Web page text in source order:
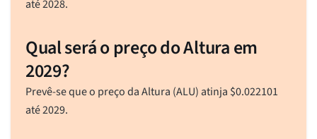
até 2028.
Qual será o preço do Altura em
2029?
Prevê-se que o preço da Altura (ALU) atinja $0.022101
até 2029.